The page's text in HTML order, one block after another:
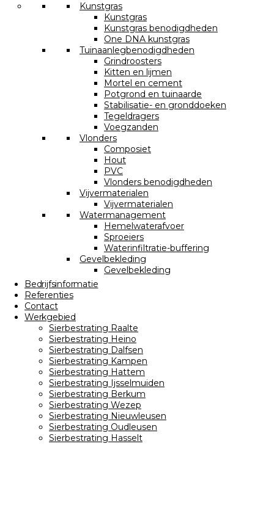
Kunstgras
Kunstgras
Kunstgras benodigdheden
One DNA kunstgras
Tuinaanlegbenodigdheden
Grindroosters
Kitten en lijmen
Mortel en cement
Potgrond en tuinaarde
Stabilisatie- en gronddoeken
Tegeldragers
Voegzanden
Vlonders
Composiet
Hout
PVC
Vlonders benodigdheden
Vijvermaterialen
Vijvermaterialen
Watermanagement
Hemelwaterafvoer
Sproeiers
Waterinfiltratie-buffering
Gevelbekleding
Gevelbekleding
Bedrijfsinformatie
Referenties
Contact
Werkgebied
Sierbestrating Raalte
Sierbestrating Heino
Sierbestrating Dalfsen
Sierbestrating Kampen
Sierbestrating Hattem
Sierbestrating Ijsselmuiden
Sierbestrating Berkum
Sierbestrating Wezep
Sierbestrating Nieuwleusen
Sierbestrating Oudleusen
Sierbestrating Hasselt